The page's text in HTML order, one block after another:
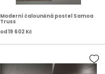
Moderní čalouněná postel Samoa
Truss
od 19 602 Kč